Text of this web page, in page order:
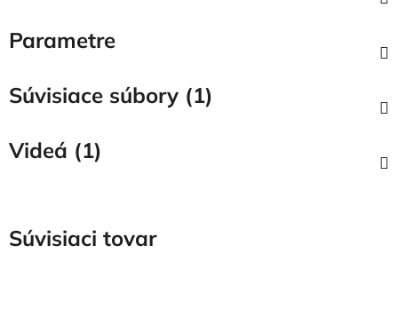
Parametre
Súvisiace súbory (1)
Videá (1)
Súvisiaci tovar